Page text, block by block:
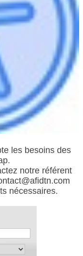
les besoins des
notre référent
nécessaires.